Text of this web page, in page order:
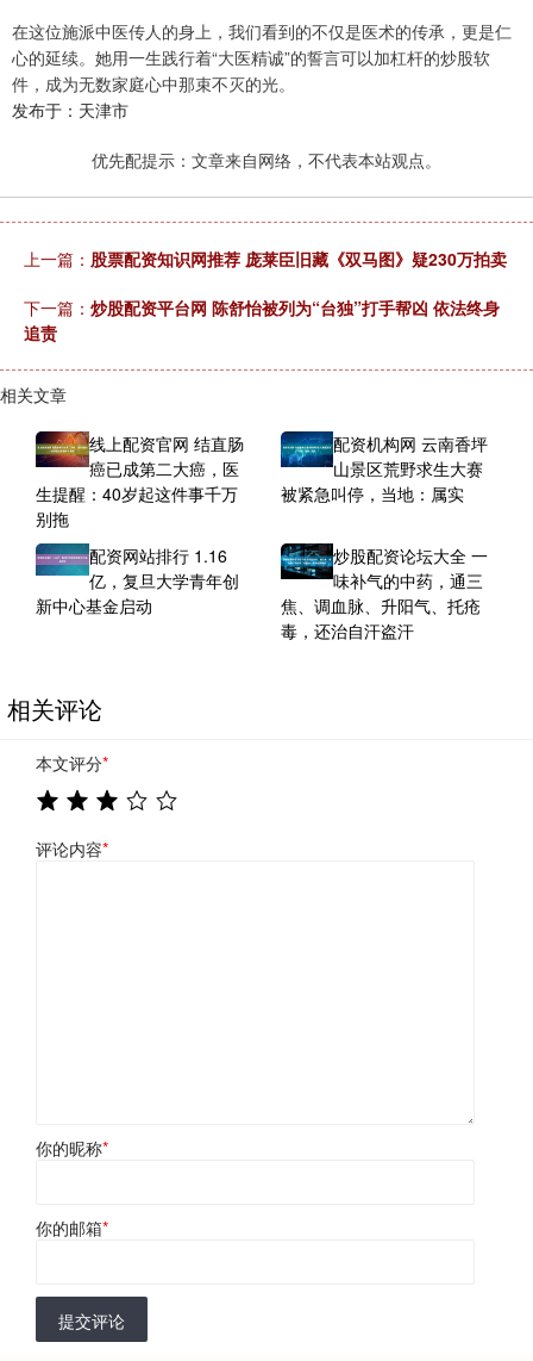
在这位施派中医传人的身上，我们看到的不仅是医术的传承，更是仁
心的延续。她用一生践行着“大医精诚”的誓言可以加杠杆的炒股软
件，成为无数家庭心中那束不灭的光。
发布于：天津市
优先配提示：文章来自网络，不代表本站观点。
上一篇： 股票配资知识网推荐 庞莱臣旧藏《双马图》疑230万拍卖
下一篇： 炒股配资平台网 陈舒怡被列为“台独”打手帮凶 依法终身
追责
相关文章
线上配资官网 结直肠
癌已成第二大癌，医
生提醒：40岁起这件事千万
别拖
配资机构网 云南香坪
山景区荒野求生大赛
被紧急叫停，当地：属实
配资网站排行 1.16
亿，复旦大学青年创
新中心基金启动
炒股配资论坛大全 一
味补气的中药，通三
焦、调血脉、升阳气、托疮
毒，还治自汗盗汗
相关评论
本文评分*
评论内容*
你的昵称*
你的邮箱*
提交评论